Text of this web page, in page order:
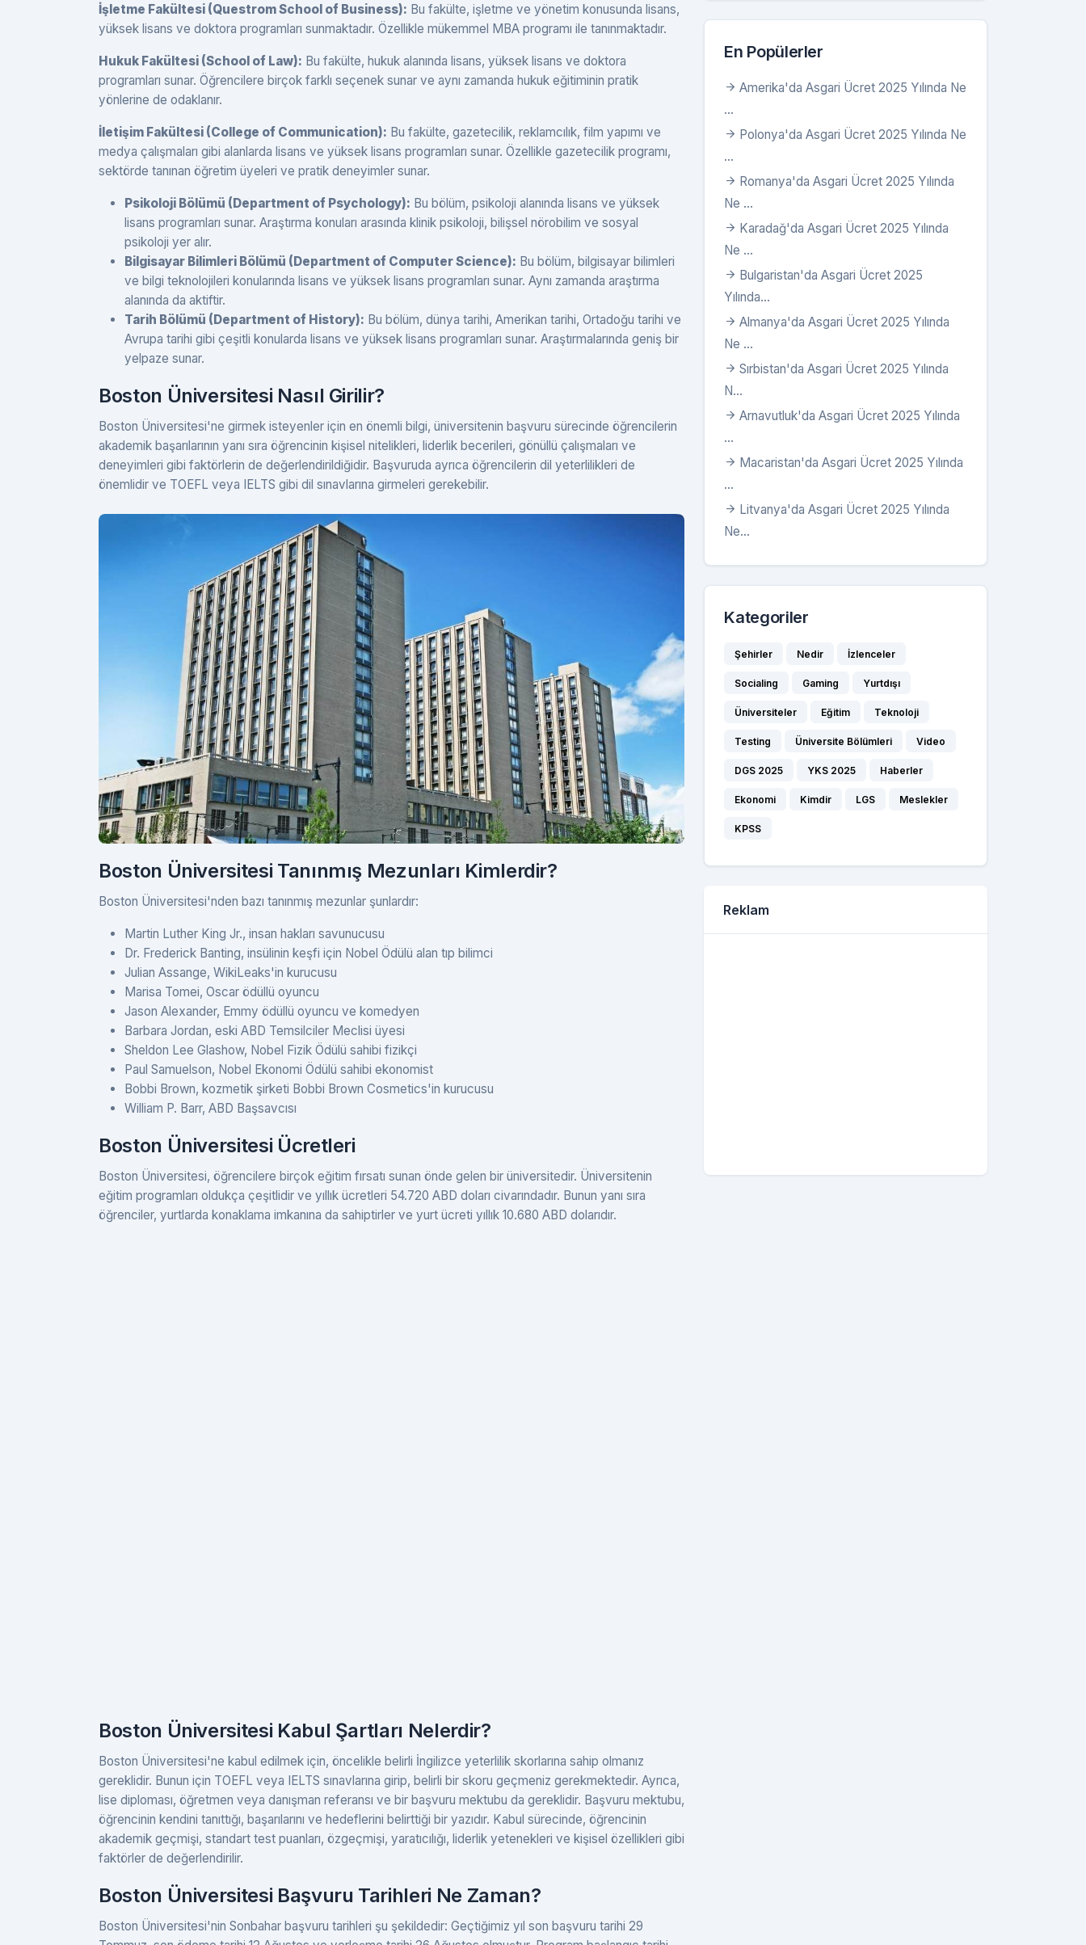
İşletme Fakültesi (Questrom School of Business): Bu fakülte, işletme ve yönetim konusunda lisans,
yüksek lisans ve doktora programları sunmaktadır. Özellikle mükemmel MBA programı ile tanınmaktadır.
Hukuk Fakültesi (School of Law): Bu fakülte, hukuk alanında lisans, yüksek lisans ve doktora
programları sunar. Öğrencilere birçok farklı seçenek sunar ve aynı zamanda hukuk eğitiminin pratik
yönlerine de odaklanır.
İletişim Fakültesi (College of Communication): Bu fakülte, gazetecilik, reklamcılık, film yapımı ve
medya çalışmaları gibi alanlarda lisans ve yüksek lisans programları sunar. Özellikle gazetecilik programı,
sektörde tanınan öğretim üyeleri ve pratik deneyimler sunar.
Psikoloji Bölümü (Department of Psychology): Bu bölüm, psikoloji alanında lisans ve yüksek
lisans programları sunar. Araştırma konuları arasında klinik psikoloji, bilişsel nörobilim ve sosyal
psikoloji yer alır.
Bilgisayar Bilimleri Bölümü (Department of Computer Science): Bu bölüm, bilgisayar bilimleri
ve bilgi teknolojileri konularında lisans ve yüksek lisans programları sunar. Aynı zamanda araştırma
alanında da aktiftir.
Tarih Bölümü (Department of History): Bu bölüm, dünya tarihi, Amerikan tarihi, Ortadoğu tarihi ve
Avrupa tarihi gibi çeşitli konularda lisans ve yüksek lisans programları sunar. Araştırmalarında geniş bir
yelpaze sunar.
Boston Üniversitesi Nasıl Girilir?
Boston Üniversitesi'ne girmek isteyenler için en önemli bilgi, üniversitenin başvuru sürecinde öğrencilerin
akademik başarılarının yanı sıra öğrencinin kişisel nitelikleri, liderlik becerileri, gönüllü çalışmaları ve
deneyimleri gibi faktörlerin de değerlendirildiğidir. Başvuruda ayrıca öğrencilerin dil yeterlilikleri de
önemlidir ve TOEFL veya IELTS gibi dil sınavlarına girmeleri gerekebilir.
Boston Üniversitesi Tanınmış Mezunları Kimlerdir?
Boston Üniversitesi'nden bazı tanınmış mezunlar şunlardır:
Martin Luther King Jr., insan hakları savunucusu
Dr. Frederick Banting, insülinin keşfi için Nobel Ödülü alan tıp bilimci
Julian Assange, WikiLeaks'in kurucusu
Marisa Tomei, Oscar ödüllü oyuncu
Jason Alexander, Emmy ödüllü oyuncu ve komedyen
Barbara Jordan, eski ABD Temsilciler Meclisi üyesi
Sheldon Lee Glashow, Nobel Fizik Ödülü sahibi fizikçi
Paul Samuelson, Nobel Ekonomi Ödülü sahibi ekonomist
Bobbi Brown, kozmetik şirketi Bobbi Brown Cosmetics'in kurucusu
William P. Barr, ABD Başsavcısı
Boston Üniversitesi Ücretleri
Boston Üniversitesi, öğrencilere birçok eğitim fırsatı sunan önde gelen bir üniversitedir. Üniversitenin
eğitim programları oldukça çeşitlidir ve yıllık ücretleri 54.720 ABD doları civarındadır. Bunun yanı sıra
öğrenciler, yurtlarda konaklama imkanına da sahiptirler ve yurt ücreti yıllık 10.680 ABD dolarıdır.
Boston Üniversitesi Kabul Şartları Nelerdir?
Boston Üniversitesi'ne kabul edilmek için, öncelikle belirli İngilizce yeterlilik skorlarına sahip olmanız
gereklidir. Bunun için TOEFL veya IELTS sınavlarına girip, belirli bir skoru geçmeniz gerekmektedir. Ayrıca,
lise diploması, öğretmen veya danışman referansı ve bir başvuru mektubu da gereklidir. Başvuru mektubu,
öğrencinin kendini tanıttığı, başarılarını ve hedeflerini belirttiği bir yazıdır. Kabul sürecinde, öğrencinin
akademik geçmişi, standart test puanları, özgeçmişi, yaratıcılığı, liderlik yetenekleri ve kişisel özellikleri gibi
faktörler de değerlendirilir.
Boston Üniversitesi Başvuru Tarihleri Ne Zaman?
Boston Üniversitesi'nin Sonbahar başvuru tarihleri şu şekildedir: Geçtiğimiz yıl son başvuru tarihi 29
En Popülerler
Amerika'da Asgari Ücret 2025 Yılında Ne
...
Polonya'da Asgari Ücret 2025 Yılında Ne
...
Romanya'da Asgari Ücret 2025 Yılında
Ne ...
Karadağ'da Asgari Ücret 2025 Yılında
Ne ...
Bulgaristan'da Asgari Ücret 2025
Yılında...
Almanya'da Asgari Ücret 2025 Yılında
Ne ...
Sırbistan'da Asgari Ücret 2025 Yılında
N...
Arnavutluk'da Asgari Ücret 2025 Yılında
...
Macaristan'da Asgari Ücret 2025 Yılında
...
Litvanya'da Asgari Ücret 2025 Yılında
Ne...
Kategoriler
Şehirler Nedir İzlenceler
Socialing Gaming Yurtdışı
Üniversiteler Eğitim Teknoloji
Testing Üniversite Bölümleri Video
DGS 2025 YKS 2025 Haberler
Ekonomi Kimdir LGS Meslekler
KPSS
Reklam